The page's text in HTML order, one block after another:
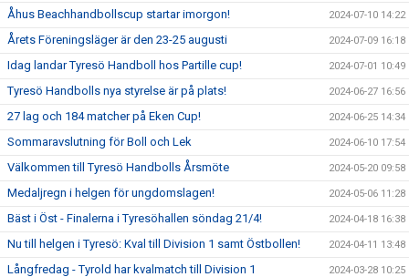
Åhus Beachhandbollscup startar imorgon! 2024-07-10 14:22
Årets Föreningsläger är den 23-25 augusti 2024-07-09 16:18
Idag landar Tyresö Handboll hos Partille cup! 2024-07-01 10:49
Tyresö Handbolls nya styrelse är på plats! 2024-06-27 16:56
27 lag och 184 matcher på Eken Cup! 2024-06-25 14:34
Sommaravslutning för Boll och Lek 2024-06-10 17:54
Välkommen till Tyresö Handbolls Årsmöte 2024-05-20 09:58
Medaljregn i helgen för ungdomslagen! 2024-05-06 11:28
Bäst i Öst - Finalerna i Tyresöhallen söndag 21/4! 2024-04-18 16:38
Nu till helgen i Tyresö: Kval till Division 1 samt Östbollen! 2024-04-11 13:48
Långfredag - Tyrold har kvalmatch till Division 1 2024-03-28 10:25